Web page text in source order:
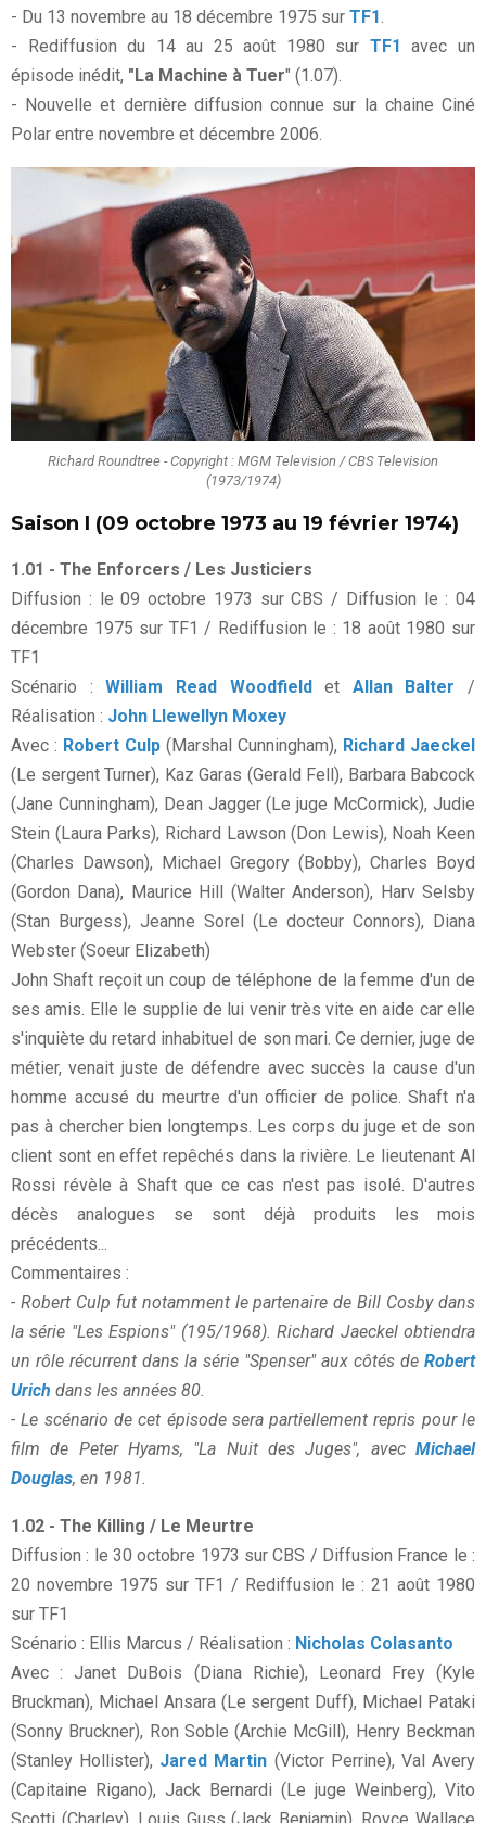
- Du 13 novembre au 18 décembre 1975 sur TF1.
- Rediffusion du 14 au 25 août 1980 sur TF1
avec un
épisode inédit, "La Machine à Tuer" (1.07).
- Nouvelle et dernière diffusion connue sur la chaine Ciné
Polar entre novembre et décembre 2006.
Richard Roundtree - Copyright : MGM Television / CBS Television
(1973/1974)
Saison I (09 octobre 1973 au 19 février 1974)
1.01 - The Enforcers / Les Justiciers
Diffusion : le 09 octobre 1973 sur CBS / Diffusion le : 04
décembre 1975 sur TF1 / Rediffusion le : 18 août 1980 sur
TF1
Scénario :William Read Woodfieldet Allan Balter /
Réalisation : John Llewellyn Moxey
Avec : Robert Culp (Marshal Cunningham), Richard Jaeckel
(Le sergent Turner), Kaz Garas (Gerald Fell), Barbara Babcock
(Jane Cunningham), Dean Jagger (Le juge McCormick), Judie
Stein (Laura Parks), Richard Lawson (Don Lewis), Noah Keen
(Charles Dawson), Michael Gregory (Bobby), Charles Boyd
(Gordon Dana), Maurice Hill (Walter Anderson), Harv Selsby
(Stan Burgess), Jeanne Sorel (Le docteur Connors), Diana
Webster (Soeur Elizabeth)
John Shaft reçoit un coup de téléphone de la femme d'un de
ses amis. Elle le supplie de lui venir très vite en aide car elle
s'inquiète du retard inhabituel de son mari. Ce dernier, juge de
métier, venait juste de défendre avec succès la cause d'un
homme accusé du meurtre d'un officier de police. Shaft n'a
pas à chercher bien longtemps. Les corps du juge et de son
client sont en effet repêchés dans la rivière. Le lieutenant Al
Rossi révèle à Shaft que ce cas n'est pas isolé. D'autres
décès analogues se sont déjà produits les mois
précédents...
Commentaires :
- Robert Culp fut notamment le partenaire de Bill Cosby dans
la série "Les Espions" (195/1968). Richard Jaeckel obtiendra
un rôle récurrent dans la série "Spenser" aux côtés de Robert
Urich dans les années 80.
- Le scénario de cet épisode sera partiellement repris pour le
film de Peter Hyams, "La Nuit des Juges", avec Michael
Douglas, en 1981.
1.02 - The Killing / Le Meurtre
Diffusion : le 30 octobre 1973 sur CBS / Diffusion France le :
20 novembre 1975 sur TF1 / Rediffusion le : 21 août 1980
sur TF1
Scénario : Ellis Marcus / Réalisation : Nicholas Colasanto
Avec : Janet DuBois (Diana Richie), Leonard Frey (Kyle
Bruckman), Michael Ansara (Le sergent Duff), Michael Pataki
(Sonny Bruckner), Ron Soble (Archie McGill), Henry Beckman
(Stanley Hollister), Jared Martin (Victor Perrine), Val Avery
(Capitaine Rigano), Jack Bernardi (Le juge Weinberg), Vito